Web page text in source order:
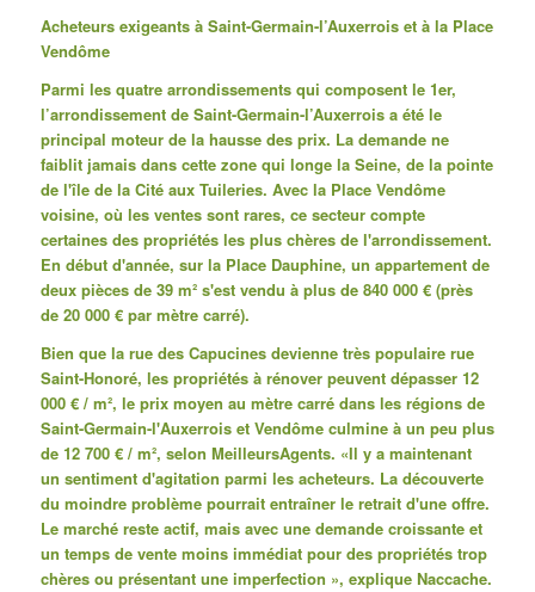
Acheteurs exigeants à Saint-Germain-l’Auxerrois et à la Place
Vendôme
Parmi les quatre arrondissements qui composent le 1er,
l’arrondissement de Saint-Germain-l’Auxerrois a été le
principal moteur de la hausse des prix. La demande ne
faiblit jamais dans cette zone qui longe la Seine, de la pointe
de l'île de la Cité aux Tuileries. Avec la Place Vendôme
voisine, où les ventes sont rares, ce secteur compte
certaines des propriétés les plus chères de l'arrondissement.
En début d'année, sur la Place Dauphine, un appartement de
deux pièces de 39 m² s'est vendu à plus de 840 000 € (près
de 20 000 € par mètre carré).
Bien que la rue des Capucines devienne très populaire rue
Saint-Honoré, les propriétés à rénover peuvent dépasser 12
000 € / m², le prix moyen au mètre carré dans les régions de
Saint-Germain-l'Auxerrois et Vendôme culmine à un peu plus
de 12 700 € / m², selon MeilleursAgents. «Il y a maintenant
un sentiment d'agitation parmi les acheteurs. La découverte
du moindre problème pourrait entraîner le retrait d'une offre.
Le marché reste actif, mais avec une demande croissante et
un temps de vente moins immédiat pour des propriétés trop
chères ou présentant une imperfection », explique Naccache.